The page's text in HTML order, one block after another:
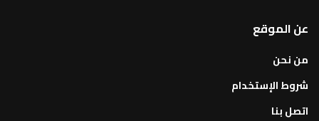
عن الموقع
من نحن
شروط الإستخدام
اتصل بنا